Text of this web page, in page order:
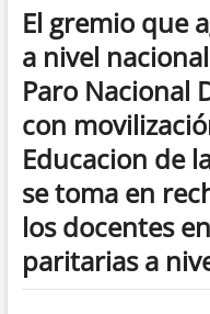
El gremio que
a nivel
Paro Nacional
con
Educacion de
se toma en
los docentes
paritarias a